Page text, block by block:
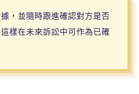
，並隨時跟進確認對方是否
樣在未來訴訟中可作為已確